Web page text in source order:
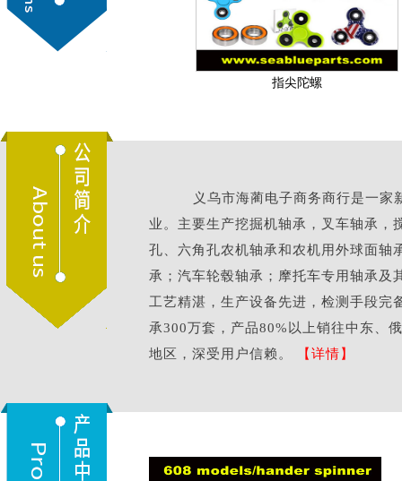
指尖陀螺
义乌市海蔺电子商务商行是一家
业。主要生产挖掘机轴承，叉车轴承，
孔、六角孔农机轴承和农机用外球面轴
承；汽车轮毂轴承；摩托车专用轴承及
工艺精湛，生产设备先进，检测手段完
承300万套，产品80%以上销往中东、
地区，深受用户信赖。
【详情】